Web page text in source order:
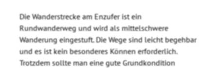
Die Wanderstrecke am Enzufer ist ein
Rundwanderweg und wird als mittelschwere
Wanderung eingestuft. Die Wege sind leicht begehbar
und es ist kein besonderes Können erforderlich.
Trotzdem sollte man eine gute Grundkondition